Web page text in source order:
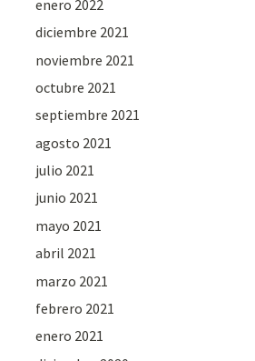
enero 2022
diciembre 2021
noviembre 2021
octubre 2021
septiembre 2021
agosto 2021
julio 2021
junio 2021
mayo 2021
abril 2021
marzo 2021
febrero 2021
enero 2021